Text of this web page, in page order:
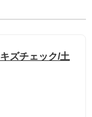
ズチェック/土